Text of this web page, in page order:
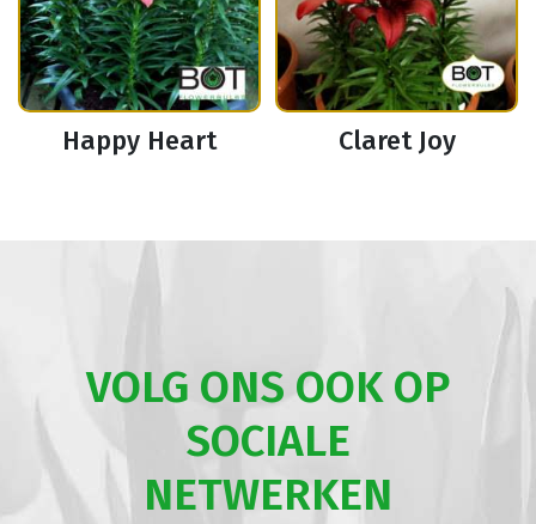
Happy Heart Claret Joy
VOLG ONS OOK OP
SOCIALE
NETWERKEN